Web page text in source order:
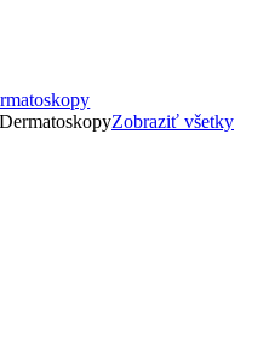
Zobraziť všetky